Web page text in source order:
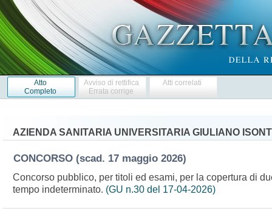
Atto
Completo
Avviso di rettifica
Errata corrige
Atti correlati
AZIENDA SANITARIA UNIVERSITARIA GIULIANO
CONCORSO (scad. 17 maggio 2026)
Concorso pubblico, per titoli ed esami, per la copertura di
tempo indeterminato. (GU n.30 del 17-04-2026)